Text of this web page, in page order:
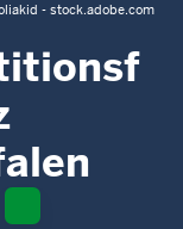
- stock.adobe.com